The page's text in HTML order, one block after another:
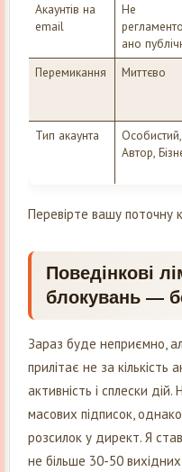
Акаунтів на
email
Не
ано
Перемикання
Миттєво
Тип акаунта
Особистий,
Автор,
Перевірте вашу поточну
Поведінкові
блокувань —
Зараз буде неприємно,
прилітає не за кількість
активність і сплески дій.
масових підписок,
розсилок у директ. Я
не більше 30-50